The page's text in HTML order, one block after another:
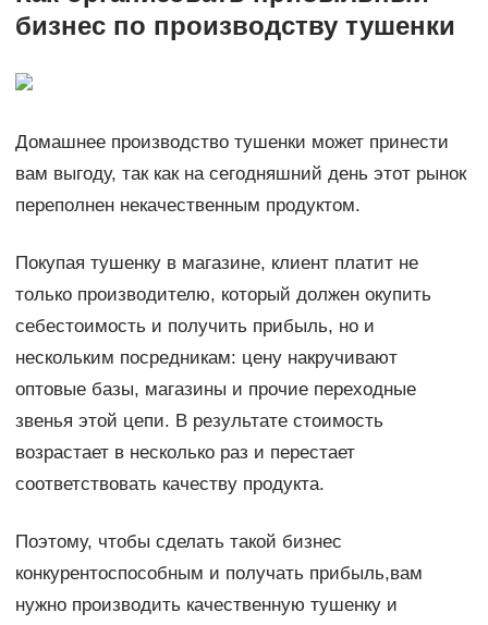
бизнес по производству тушенки
Домашнее производство тушенки может принести
вам выгоду, так как на сегодняшний день этот рынок
переполнен некачественным продуктом.
Покупая тушенку в магазине, клиент платит не
только производителю, который должен окупить
себестоимость и получить прибыль, но и
нескольким посредникам: цену накручивают
оптовые базы, магазины и прочие переходные
звенья этой цепи. В результате стоимость
возрастает в несколько раз и перестает
соответствовать качеству продукта.
Поэтому, чтобы сделать такой бизнес
конкурентоспособным и получать прибыль,вам
нужно производить качественную тушенку и